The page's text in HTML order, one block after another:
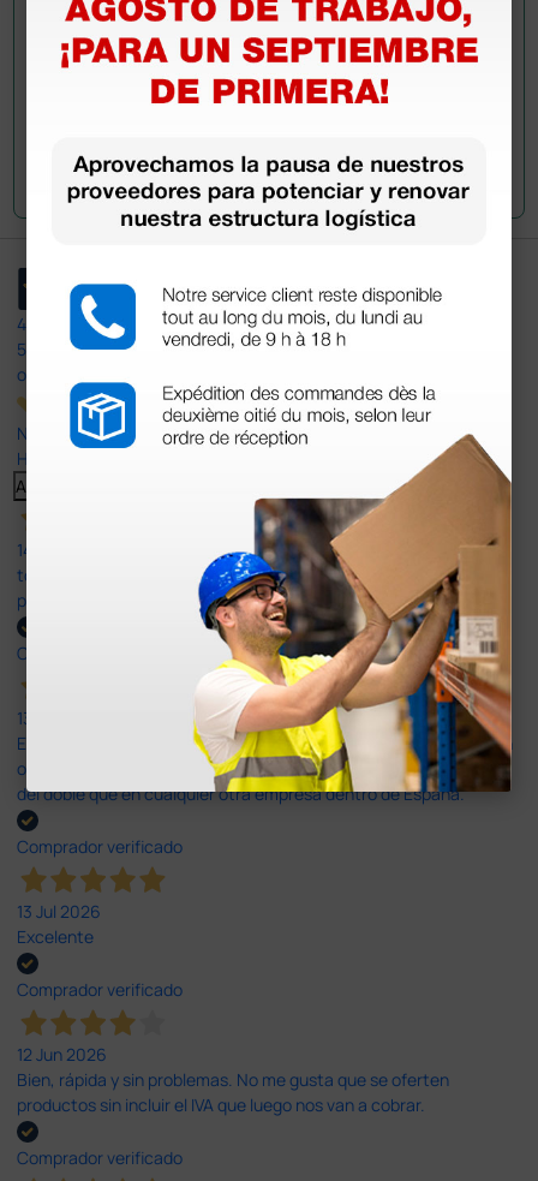
Envía tu pregunta
4,4
597
opiniones
Nuestras reseñas de 4 y 5 estrellas.
Haga clic aquí para leerlos todos >
Anterior
14 Jul 2026
todo correcto. podria señalar que un poco caro los portes y el
plazo de entrega se alarga.
Comprador verificado
13 Jul 2026
Es fácil hacer el pedido. El producto, bastante mas barato que en
otras plataformas de material médico. Pero el envío cuesta más
del doble que en cualquier otra empresa dentro de España.
Comprador verificado
13 Jul 2026
Excelente
Comprador verificado
12 Jun 2026
Bien, rápida y sin problemas. No me gusta que se oferten
productos sin incluir el IVA que luego nos van a cobrar.
Comprador verificado